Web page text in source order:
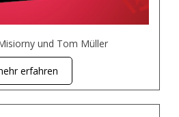
und Tom Müller
erfahren